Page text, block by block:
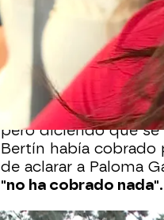
Bertín Osborne
revista ¡HOLA!
respecto a su
tomada porque no
Las imágenes
Gabriela Guillén ya
pero diciendo que se
Bertín había
de aclarar a Paloma
"no ha cobrado nada".